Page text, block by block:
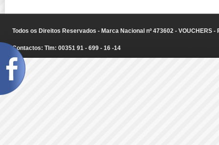
Todos os Direitos Reservados - Marca Nacional nº 473602 - VOUCHERS
Contactos: Tlm: 00351 91 - 699 - 16 -14